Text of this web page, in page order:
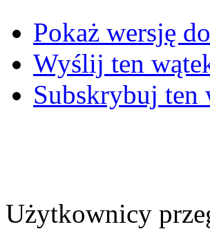
Pokaż wersję
Wyślij ten
Subskrybuj ten
Użytkownicy